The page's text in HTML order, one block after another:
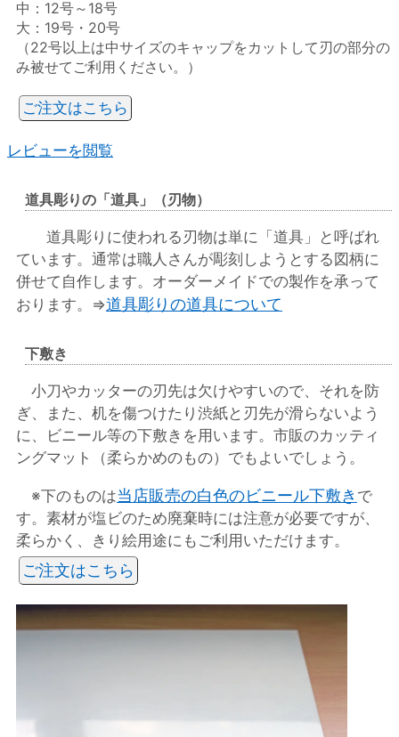
中：12号～18号
大：19号・20号
（22号以上は中サイズのキャップをカットして刃の部分の
み被せてご利用ください。）
ご注文はこちら
レビューを閲覧
道具彫りの「道具」（刃物）
道具彫りに使われる刃物は単に「道具」と呼ばれ
ています。通常は職人さんが彫刻しようとする図柄に
併せて自作します。オーダーメイドでの製作を承って
おります。⇒道具彫りの道具について
下敷き
小刀やカッターの刃先は欠けやすいので、それを防
ぎ、また、机を傷つけたり渋紙と刃先が滑らないよう
に、ビニール等の下敷きを用います。市販のカッティ
ングマット（柔らかめのもの）でもよいでしょう。
※下のものは当店販売の白色のビニール下敷き で
す。素材が塩ビのため廃棄時には注意が必要ですが、
柔らかく、きり絵用途にもご利用いただけます。
ご注文はこちら